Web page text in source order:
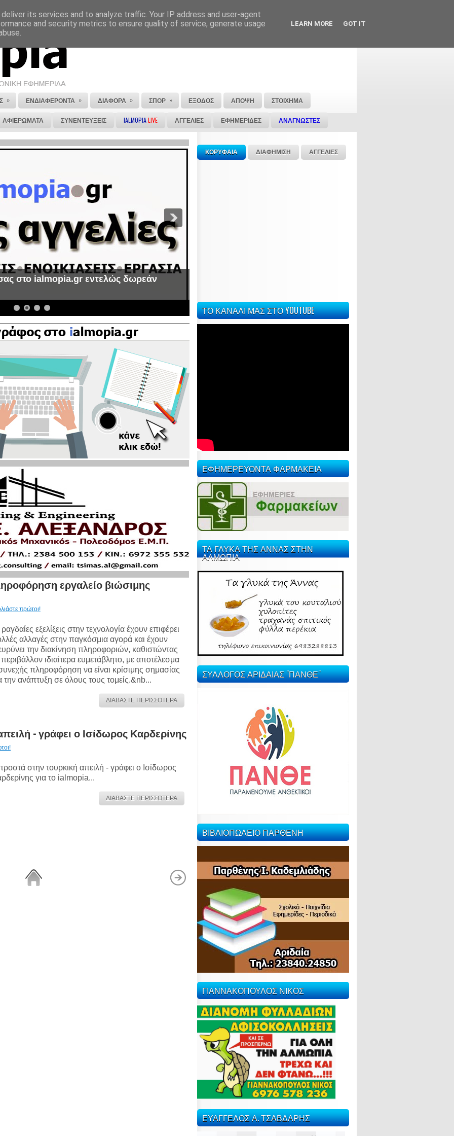
ΕΠΙΚΟΙΝΩΝΙΑ ΣΤΕΙΛΕ ΜΑΣ ΤΟ ΑΡΘΡΟ ΣΟΥ
» ΕΝΔΙΑΦΕΡΟΝΤΑ » ΔΙΑΦΟΡΑ » ΣΠΟΡ » ΕΞΟΔΟΣ ΑΠΟΨΗ ΣΤΟΙΧΗΜΑ
ΑΦΙΕΡΩΜΑΤΑ ΣΥΝΕΝΤΕΥΞΕΙΣ IALMOPIALIVE ΑΓΓΕΛΙΕΣ ΕΦΗΜΕΡΙΔΕΣ ΑΝΑΓΝΩΣΤΕΣ
στο ialmopia.gr εντελώς δωρεάν
εργαλείο βιώσιμης
πρώτοι!
εξελίξεις στην τεχνολογία έχουν επιφέρει
αλλαγές στην παγκόσμια αγορά και έχουν
την διακίνηση πληροφοριών, καθιστώντας
ιδιαίτερα ευμετάβλητο, με αποτέλεσμα
πληροφόρηση να είναι κρίσιμης σημασίας
την ανάπτυξη σε όλους τους τομείς.&nb...
ΔΙΑΒΑΣΤΕ ΠΕΡΙΣΣΟΤΕΡΑ
- γράφει ο Ισίδωρος Καρδερίνης
στην τουρκική απειλή - γράφει ο Ισίδωρος
για το ialmopia...
ΔΙΑΒΑΣΤΕ ΠΕΡΙΣΣΟΤΕΡΑ
ΚΟΡΥΦΑΙΑ ΔΙΑΦΗΜΙΣΗ ΑΓΓΕΛΙΕΣ
ΤΟ ΚΑΝΑΛΙ ΜΑΣ ΣΤΟ YOUTUBE
ΕΦΗΜΕΡΕΥΟΝΤΑ ΦΑΡΜΑΚΕΙΑ
ΤΑ ΓΛΥΚΑ ΤΗΣ ΑΝΝΑΣ ΣΤΗΝ
ΑΛΜΩΠΙΑ
ΣΥΛΛΟΓΟΣ ΑΡΙΔΑΙΑΣ "ΠΑΝΘΕ"
ΒΙΒΛΙΟΠΩΛΕΙΟ ΠΑΡΘΕΝΗ
ΓΙΑΝΝΑΚΟΠΟΥΛΟΣ ΝΙΚΟΣ
ΕΥΑΓΓΕΛΟΣ Α. ΤΣΑΒΔΑΡΗΣ
its services and to analyze traffic. Your IP address and user-agent
and security metrics to ensure quality of service, generate usage
LEARN MORE GOT IT